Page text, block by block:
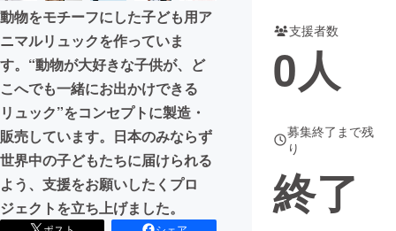
まちづくり・地域活性化
CAMPFIRE for Social Good
CAMPFIRE Creation
CAMPFIREふるさと納税
動物をモチーフにした子ども用ア
ニマルリュックを作っていま
す。“動物が大好きな子供が、ど
こへでも一緒にお出かけできる
リュック”をコンセプトに製造・
販売しています。日本のみならず
世界中の子どもたちに届けられる
よう、支援をお願いしたくプロ
ジェクトを立ち上げました。
支援者数
0人
募集終了まで残
り
終了